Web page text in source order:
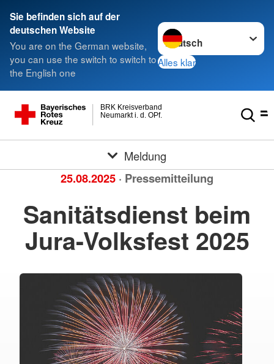
Sie befinden sich auf der
deutschen Website
You are on the German website,
you can use the switch to switch to
the English one
Sprache wechseln zu
Alles klar
Neumarkt i. d. OPf.
BRK Kreisverband
Meldung
25.08.2025 · Pressemitteilung
Sanitätsdienst beim
Jura-Volksfest 2025